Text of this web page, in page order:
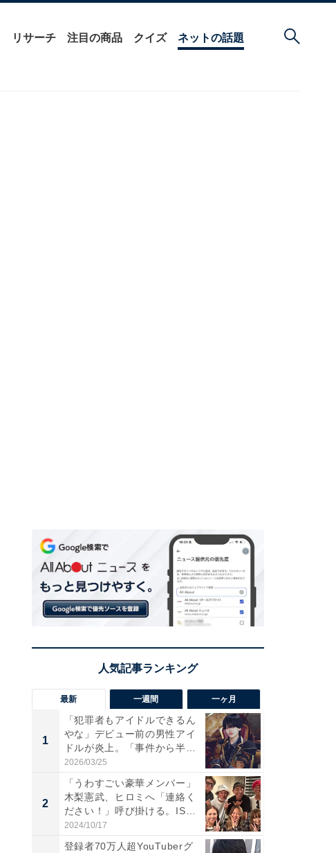
リサーチ 注目の商品 クイズ ネットの話題
最新 一週間 一ヶ月
1
「犯罪者もアイドルできるん
やな」デビュー前の男性アイ
ドルが炎上。「事件から半年
も...
2026/03/25
2
「うわすごい豪華メンバー」
木梨憲武、ヒロミへ「連絡く
ださい！」呼び掛ける。IS
S...
2024/10/17
登録者70万人超YouTuberグ